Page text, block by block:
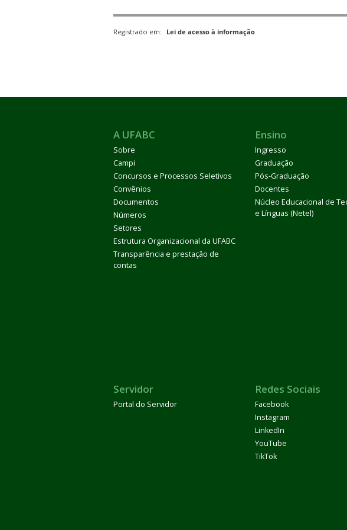
Registrado em: Lei de acesso à informação
A UFABC
Sobre
Campi
Concursos e Processos Seletivos
Convênios
Documentos
Números
Setores
Estrutura Organizacional da UFABC
Transparência e prestação de
contas
Ensino
Ingresso
Graduação
Pós-Graduação
Docentes
Núcleo Educacional de
e Línguas (Netel)
Servidor
Portal do Servidor
Redes Sociais
Facebook
Instagram
LinkedIn
YouTube
TikTok